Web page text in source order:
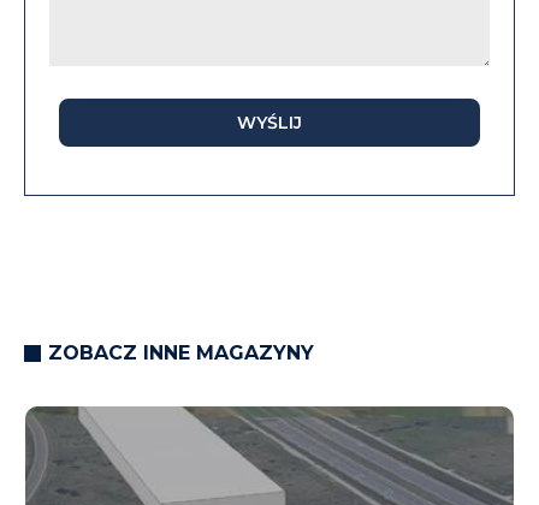
WYŚLIJ
ZOBACZ INNE MAGAZYNY